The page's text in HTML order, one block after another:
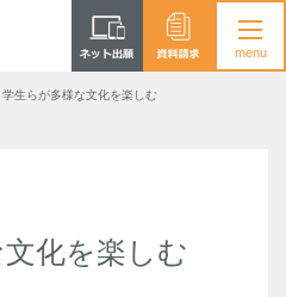
学生らが多様な文化を楽しむ
化を楽しむ